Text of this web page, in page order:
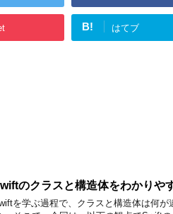
B! はてブ
のクラスと構造体をわかりや
を学ぶ過程で、クラスと構造体は何